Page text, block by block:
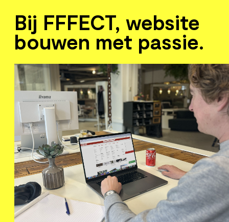
Bij FFFECT, website
bouwen met passie.